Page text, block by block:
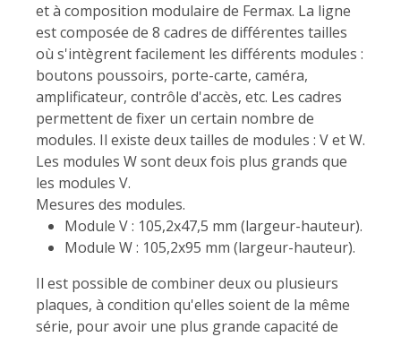
et à composition modulaire de Fermax. La ligne
est composée de 8 cadres de différentes tailles
où s'intègrent facilement les différents modules :
boutons poussoirs, porte-carte, caméra,
amplificateur, contrôle d'accès, etc. Les cadres
permettent de fixer un certain nombre de
modules. Il existe deux tailles de modules : V et W.
Les modules W sont deux fois plus grands que
les modules V.
Mesures des modules.
Module V : 105,2x47,5 mm (largeur-hauteur).
Module W : 105,2x95 mm (largeur-hauteur).
Il est possible de combiner deux ou plusieurs
plaques, à condition qu'elles soient de la même
série, pour avoir une plus grande capacité de